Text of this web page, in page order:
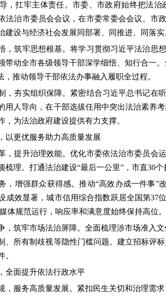
扛牢主体责任。市委、市政府始终把法治
法治市委员会会议，在市委常委会会议、市
建设与经济社会发展同部署、同推进、同落实
筑牢思想根基。将学习贯彻习近平法治思
带动全市各级领导干部深学细悟、知行合一
，推动领导干部依法办事融入履职全过程。
夯实组织保障。紧密结合习近平总书记在
用人导向，在干部选拔任用中突出法治素养
，为法治政府建设提供有力支撑。
更优服务助力高质量发展
提升治理效能。优化市委依法治市委员会运
梳理。打通法治建设“最后一公里”，市直30
增强群众获得感。推动“高效办成一件事”
成效显著，城市信用综合指数跃居全国第37
体规范运行，响应率和满意度始终保持高位。
牢市场法治屏障。全面梳理涉市场准入文
、所有制歧视等隐性门槛问题。建立招标评
。
面提升依法行政水平
服务高质量发展。紧扣民生关切和治理需求